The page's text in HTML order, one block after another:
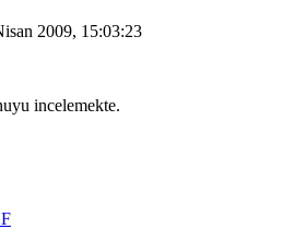
2009, 15:03:23
incelemekte.